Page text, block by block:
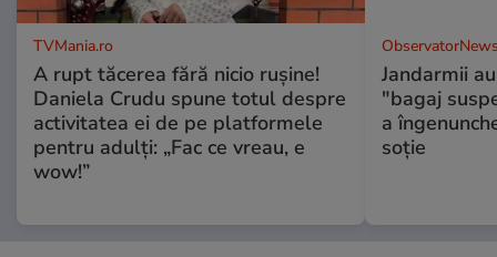
TVMania.ro
A rupt tăcerea fără nicio rușine!
Daniela Crudu spune totul despre
activitatea ei de pe platformele
pentru adulți: „Fac ce vreau, e
wow!”
Jandarmii
"bagaj
a
soție